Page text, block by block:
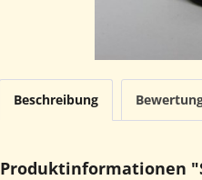
Beschreibung
Produktinformationen